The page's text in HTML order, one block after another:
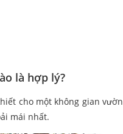
là hợp lý?
cho một không gian
mái nhất.